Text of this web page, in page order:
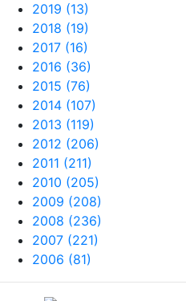
2019 (13)
2018 (19)
2017 (16)
2016 (36)
2015 (76)
2014 (107)
2013 (119)
2012 (206)
2011 (211)
2010 (205)
2009 (208)
2008 (236)
2007 (221)
2006 (81)